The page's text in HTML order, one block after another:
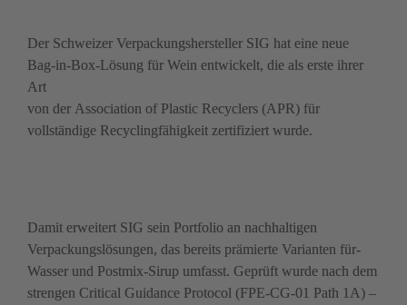
Der Schweizer Verpackungs­hersteller SIG hat eine neue
Bag-in-Box-Lösung für Wein entwickelt, die als erste ihrer
Art
von der Association of Plastic Recyclers (APR) für
vollständige Recyclingfähigkeit zertifiziert wurde.
Damit erweitert SIG sein Portfolio an nachhaltigen
Verpackungslösungen, das bereits prämierte Varianten für ­
Wasser und Postmix-Sirup umfasst. Geprüft wurde nach dem
strengen Critical Guidance Protocol (FPE-CG-01 Path 1A) –